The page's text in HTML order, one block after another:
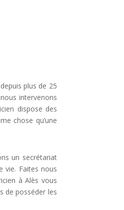
plus de 25
intervenons
dispose des
chose qu’une
un secrétariat
vie. Faites nous
à Alès vous
de posséder les